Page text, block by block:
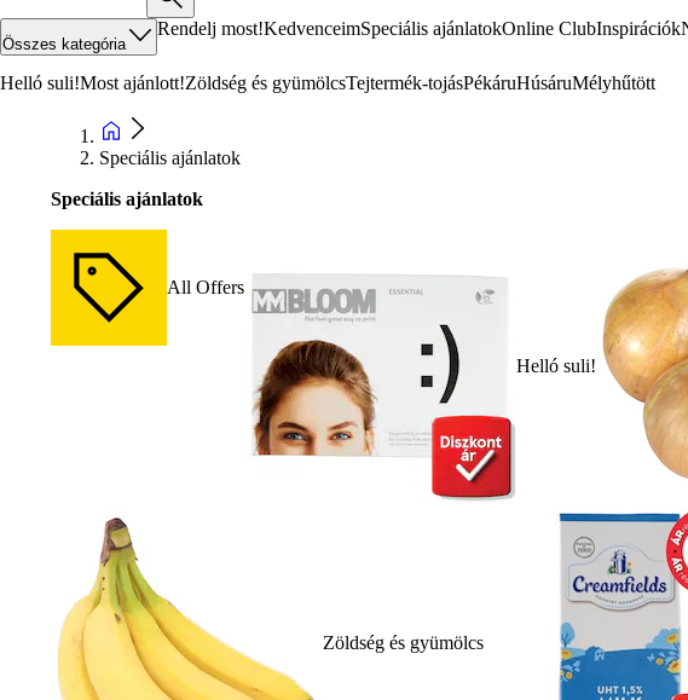
Összes kategória
Rendelj most!KedvenceimSpeciális ajánlatokOnline ClubInspirációk
Helló suli!Most ajánlott!Zöldség és gyümölcsTejtermék-tojásPékáruHúsáruMélyhűtött
Speciális ajánlatok
Speciális ajánlatok
All Offers
Helló suli!
Zöldség és gyümölcs